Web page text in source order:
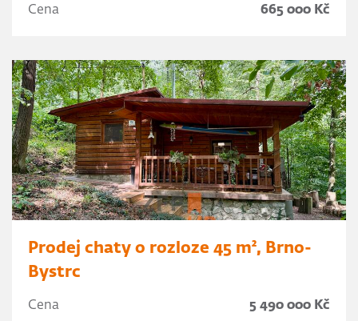
Cena 665 000 Kč
Prodej chaty o rozloze 45 m², Brno-
Bystrc
Cena 5 490 000 Kč